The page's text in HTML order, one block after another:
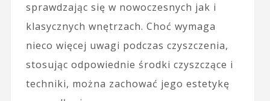
sprawdzając się w nowoczesnych jak i
klasycznych wnętrzach. Choć wymaga
nieco więcej uwagi podczas czyszczenia,
stosując odpowiednie środki czyszczące i
techniki, można zachować jego estetykę